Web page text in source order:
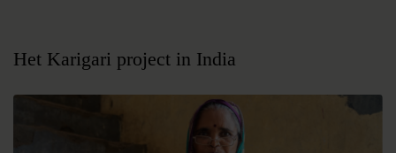
Het Karigari project in India